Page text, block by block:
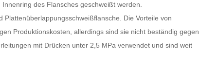
des Flansches geschweißt werden.
Die Vorteile von
Produktionskosten, allerdings sind sie nicht beständig gegen
mit Drücken unter 2,5 MPa verwendet und sind weit